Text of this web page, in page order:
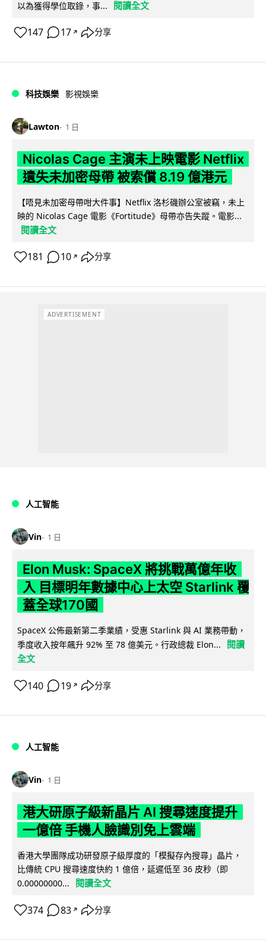
以為獲得學位取錄，事... 閱讀全文
147 17 ↗ 分享
科技娛樂 影視娛樂
Lawton 1 日
Nicolas Cage 主演未上映電影 Netflix
遺失未加密母帶 被索償 8.19 億港元
【唔見未加密母帶咁大件事】Netflix 洛杉磯辦公室被竊，未上
映的 Nicolas Cage 電影《Fortitude》母帶亦告失蹤。電影...
閱讀全文
181 10 ↗ 分享
ADVERTISEMENT
人工智能
Vin 1 日
Elon Musk: SpaceX 將挑戰萬億年收
入 目標明年數據中心上太空 Starlink 覆
蓋全球170國
SpaceX 公佈最新第二季業績，受惠 Starlink 與 AI 業務帶動，
季度收入按年飆升 92% 至 78 億美元。行政總裁 Elon...
閱讀
全文
140 19 ↗ 分享
人工智能
Vin 1 日
港大研原子級新晶片 AI 搜尋速度提升
一億倍 手機人臉識別免上雲端
香港大學團隊成功研發原子級厚度的「模擬存內搜尋」晶片，
比傳統 CPU 搜尋速度快約 1 億倍，延遲低至 36 皮秒（即
0.00000000...
閱讀全文
374 83 ↗ 分享